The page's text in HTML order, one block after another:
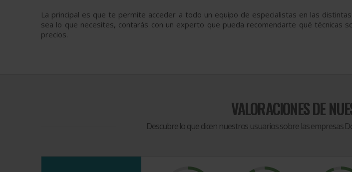
La principal es que te permite acceder a todo un equipo de especialistas en las
sea lo que necesites, contarás con un experto que pueda recomendarte qué técnicas
precios.
VALORACIONES DE
Descubre lo que dicen nuestros usuarios sobre las empresas